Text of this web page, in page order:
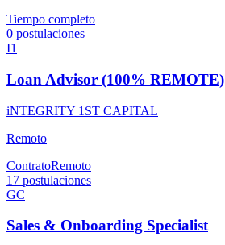
Tiempo completo
0 postulaciones
I1
Loan Advisor (100% REMOTE)
iNTEGRITY 1ST CAPITAL
Remoto
ContratoRemoto
17 postulaciones
GC
Sales & Onboarding Specialist